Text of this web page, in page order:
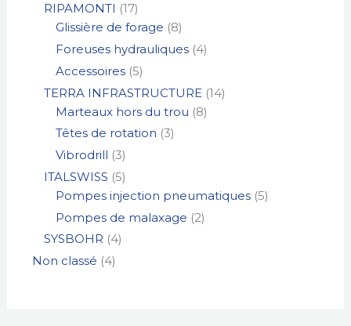
RIPAMONTI 17
Glissière de forage 8
Foreuses hydrauliques 4
Accessoires 5
TERRA INFRASTRUCTURE 14
Marteaux hors du trou 8
Têtes de rotation 3
Vibrodrill 3
ITALSWISS 5
Pompes injection pneumatiques 5
Pompes de malaxage 2
SYSBOHR 4
Non classé 4